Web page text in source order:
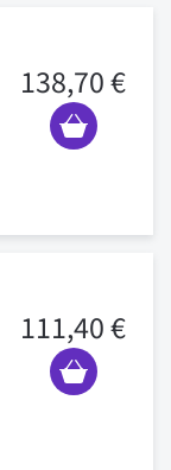
138,70 €
111,40 €